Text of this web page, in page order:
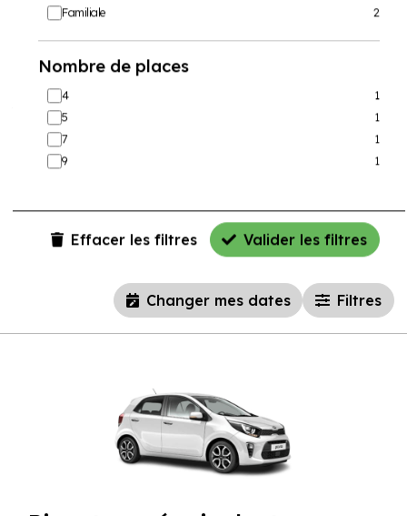
+596596 02 03 23
☆☆☆☆☆
Date de départ
Familiale 2
Nombre de places
4
1
5
1
7
1
9
1
Effacer les filtres Valider les filtres
Changer mes dates Filtres
catégorie
véhicule